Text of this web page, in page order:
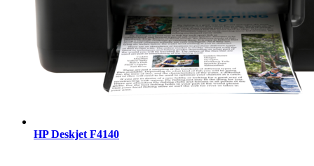
HP Deskjet F4140